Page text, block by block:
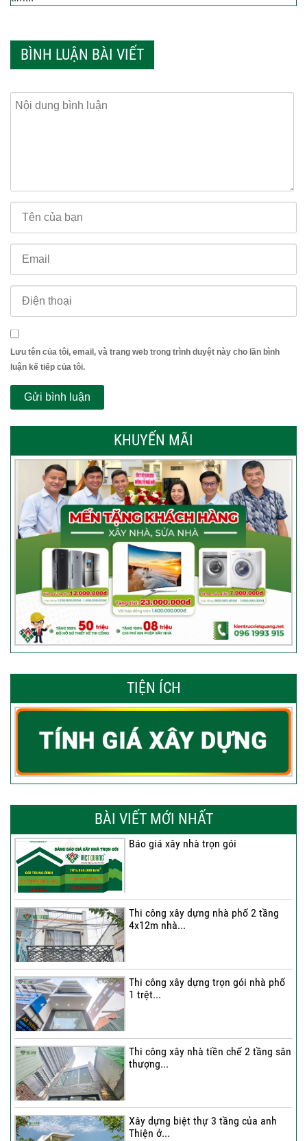
BÌNH LUẬN BÀI VIẾT
Lưu tên của tôi, email, và trang web trong trình duyệt này cho lần bình
luận kế tiếp của tôi.
KHUYẾN MÃI
TIỆN ÍCH
BÀI VIẾT MỚI NHẤT
Báo giá xây nhà trọn gói
Thi công xây dựng nhà phố 2 tầng
4x12m nhà...
Thi công xây dựng trọn gói nhà phố
1 trệt...
Thi công xây nhà tiền chế 2 tầng sân
thượng...
Xây dựng biệt thự 3 tầng của anh
Thiện ở...